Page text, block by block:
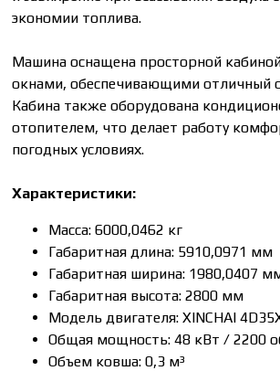
экономии топлива.
Машина оснащена просторной
окнами, обеспечивающими отличный
Кабина также оборудована
отопителем, что делает работу
погодных условиях.
Характеристики:
Масса: 6000,0462 кг
Габаритная длина: 5910,0971 мм
Габаритная ширина: 1980,0407
Габаритная высота: 2800 мм
Модель двигателя: ХINСНАI
Общая мощность: 48 кВт / 2200
Объем ковша: 0,3 м³